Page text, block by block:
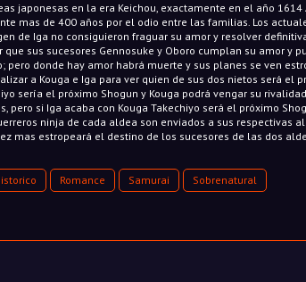
japonesas en la era Keichou, exactamente en el año 1614
mas de 400 años por el odio entre las familias. Los
de Iga no consiguieron fraguar su amor y resolver
sus sucesores Gennosuke y Oboro cumplan su amor y
donde hay amor habrá muerte y sus planes se ven
a Kouga e Iga para ver quien de sus dos nietos será el
sería el próximo Shogun y Kouga podrá vengar su
si Iga acaba con Kouga Takechiyo será el próximo
ninja de cada aldea son enviados a sus respectivas
mas estropeará el destino de los sucesores de las dos
Romance Samurai Sobrenatural